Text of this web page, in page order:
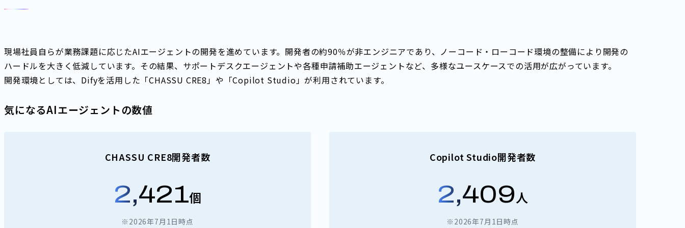
現場社員自らが業務課題に応じたAIエージェントの開発を進めています。開発者の約90％が非エンジニアであり、ノーコード・ローコード環境の整備により開発の
ハードルを大きく低減しています。その結果、サポートデスクエージェントや各種申請補助エージェントなど、多様なユースケースでの活用が広がっています。
開発環境としては、Difyを活用した「CHASSU CRE8」や「Copilot Studio」が利用されています。
気になるAIエージェントの数値
CHASSU CRE8開発者数
2,421個
※2026年7月1日時点
Copilot Studio開発者数
2,409人
※2026年7月1日時点